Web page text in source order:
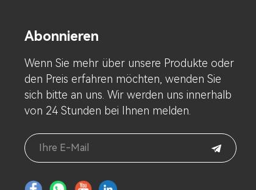
Abonnieren
Wenn Sie mehr über unsere Produkte oder
den Preis erfahren möchten, wenden Sie
sich bitte an uns. Wir werden uns innerhalb
von 24 Stunden bei Ihnen melden.